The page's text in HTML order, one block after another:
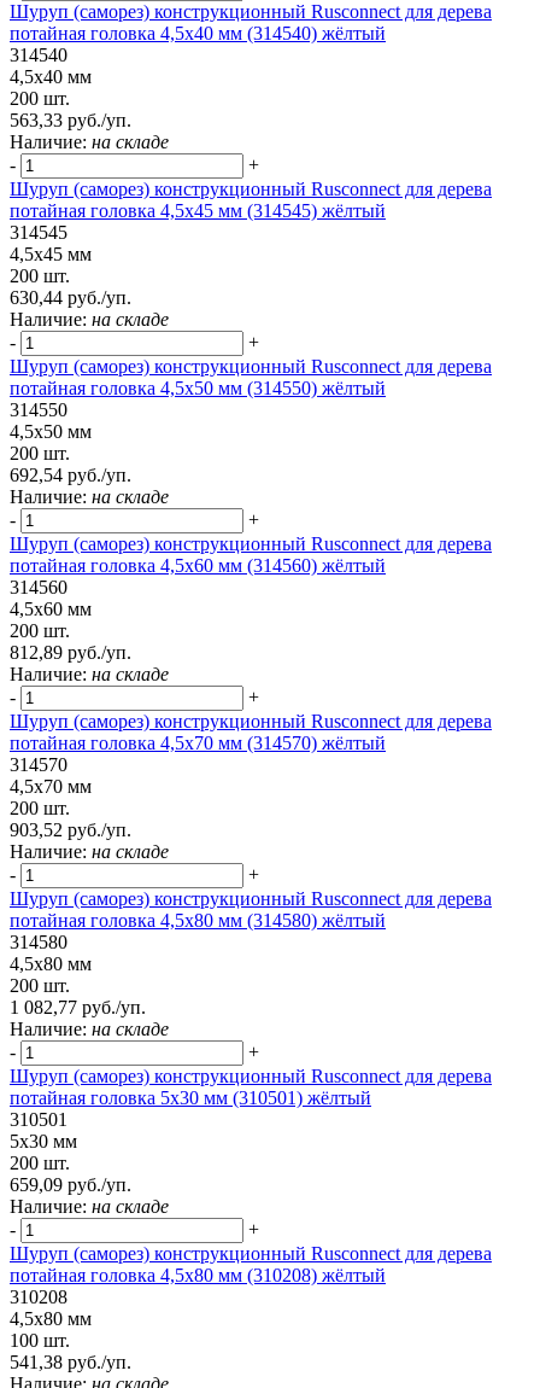
Шуруп (саморез) конструкционный Rusconnect для дерева
потайная головка 4,5x40 мм (314540) жёлтый
314540
4,5x40 мм
200 шт.
563,33 руб./уп.
Наличие: на складе
-
+
Шуруп (саморез) конструкционный Rusconnect для дерева
потайная головка 4,5х45 мм (314545) жёлтый
314545
4,5х45 мм
200 шт.
630,44 руб./уп.
Наличие: на складе
-
+
Шуруп (саморез) конструкционный Rusconnect для дерева
потайная головка 4,5х50 мм (314550) жёлтый
314550
4,5х50 мм
200 шт.
692,54 руб./уп.
Наличие: на складе
-
+
Шуруп (саморез) конструкционный Rusconnect для дерева
потайная головка 4,5х60 мм (314560) жёлтый
314560
4,5х60 мм
200 шт.
812,89 руб./уп.
Наличие: на складе
-
+
Шуруп (саморез) конструкционный Rusconnect для дерева
потайная головка 4,5х70 мм (314570) жёлтый
314570
4,5х70 мм
200 шт.
903,52 руб./уп.
Наличие: на складе
-
+
Шуруп (саморез) конструкционный Rusconnect для дерева
потайная головка 4,5х80 мм (314580) жёлтый
314580
4,5х80 мм
200 шт.
1 082,77 руб./уп.
Наличие: на складе
-
+
Шуруп (саморез) конструкционный Rusconnect для дерева
потайная головка 5х30 мм (310501) жёлтый
310501
5х30 мм
200 шт.
659,09 руб./уп.
Наличие: на складе
-
+
Шуруп (саморез) конструкционный Rusconnect для дерева
потайная головка 4,5х80 мм (310208) жёлтый
310208
4,5х80 мм
100 шт.
541,38 руб./уп.